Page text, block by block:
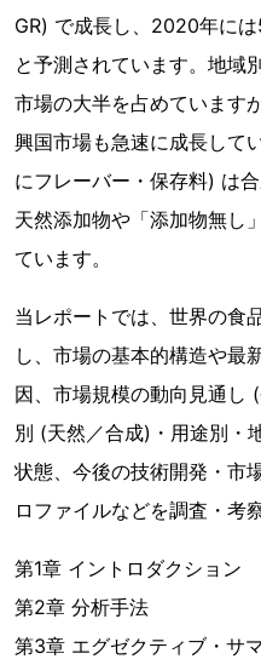
GR) で成長し、2020年に
と予測されています。地域
市場の大半を占めています
興国市場も急速に成長して
にフレーバー・保存料) は
天然添加物や「添加物無し
ています。
当レポートでは、世界の食
し、市場の基本的構造や最
因、市場規模の動向見通し
別 (天然／合成)・用途別・
状態、今後の技術開発・市
ロファイルなどを調査・考
第1章 イントロダクション
第2章 分析手法
第3章 エグゼクティブ・サ